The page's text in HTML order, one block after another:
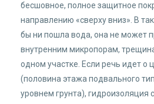
бесшовное, полное защитное
направлению «сверху вниз». В
бы ни пошла вода, она не может
внутренним микропорам,
одном участке. Если речь идет
(половина этажа подвального
уровнем грунта), гидроизоляция